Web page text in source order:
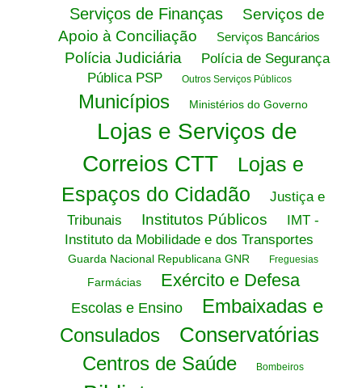
Serviços de Finanças
Serviços de
Apoio à Conciliação
Serviços Bancários
Polícia Judiciária
Polícia de Segurança
Pública PSP
Outros Serviços Públicos
Municípios Ministérios do Governo
Lojas e Serviços de
Correios CTT
Lojas e
Espaços do Cidadão
Justiça e
Tribunais
Institutos Públicos
IMT -
Instituto da Mobilidade e dos Transportes
Guarda Nacional Republicana GNR Freguesias
Farmácias Exército e Defesa
Escolas e Ensino
Embaixadas e
Consulados
Conservatórias
Centros de Saúde Bombeiros